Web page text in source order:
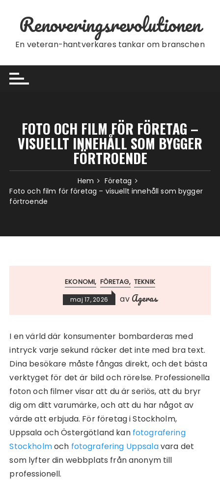
Renoveringsrevolutionen
En veteran-hantverkares tankar om branschen
FOTO OCH FILM FÖR FÖRETAG –
VISUELLT INNEHÅLL SOM BYGGER
FÖRTROENDE
Hem
Företag
Foto och film för företag – visuellt innehåll som bygger
förtroende
EKONOMI FÖRETAG TEKNIK
maj 17, 2026 av Ageras
I en värld där konsumenter bombarderas med
intryck varje sekund räcker det inte med bra text.
Dina besökare måste fångas direkt, och det bästa
verktyget för det är bild och rörelse. Professionella
foton och filmer visar att du är seriös, att du bryr
dig om ditt varumärke, och att du har något av
värde att erbjuda. För företag i Stockholm,
Uppsala och Östergötland kan fotografering
Stockholmoch fotografering Uppsalavara det
som lyfter din webbplats från anonym till
professionell.